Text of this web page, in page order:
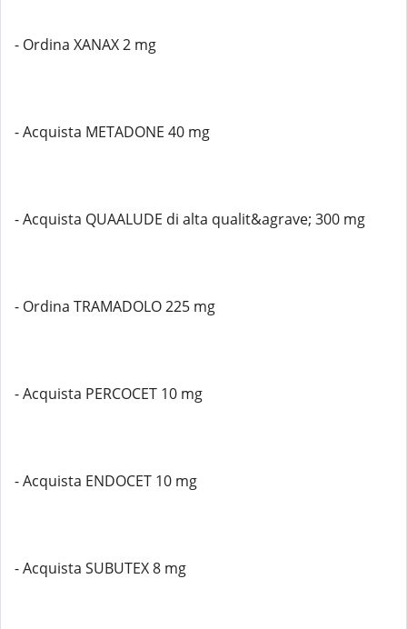
- Ordina XANAX 2 mg
- Acquista METADONE 40 mg
- Acquista QUAALUDE di alta qualit&agrave; 300 mg
- Ordina TRAMADOLO 225 mg
- Acquista PERCOCET 10 mg
- Acquista ENDOCET 10 mg
- Acquista SUBUTEX 8 mg